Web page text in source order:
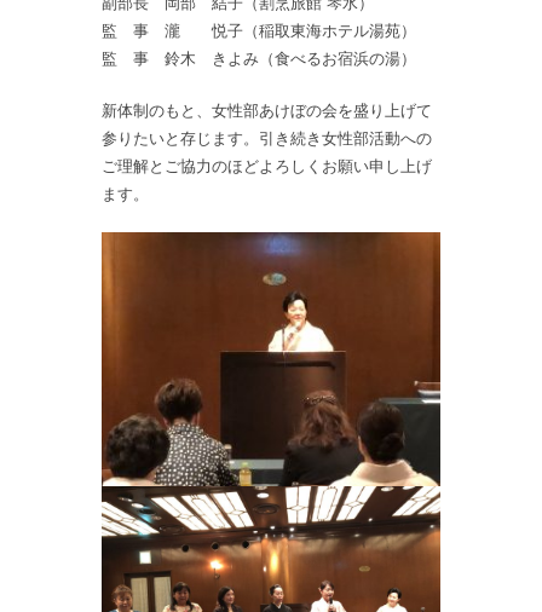
監 事 瀧 悦子（稲取東海ホテル湯苑）
監 事 鈴木 きよみ（食べるお宿浜の湯）
新体制のもと、女性部あけぼの会を盛り上げて
参りたいと存じます。引き続き女性部活動への
ご理解とご協力のほどよろしくお願い申し上げ
ます。